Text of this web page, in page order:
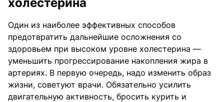
Один из наиболее эффективных способов
предотвратить дальнейшие осложнения со
здоровьем при высоком уровне холестерина —
уменьшить прогрессирование накопления жира в
артериях. В первую очередь, надо изменить образ
жизни, советуют врачи. Обязательно усилить
двигательную активность, бросить курить и